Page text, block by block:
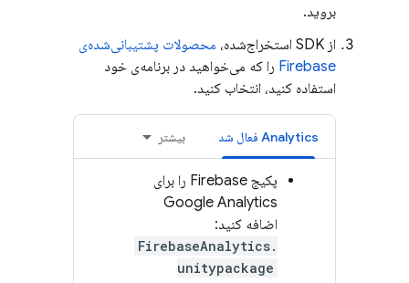
بروید.
از SDK استخراج‌شده،
محصولات پشتیبانی‌شده‌ی
Firebase را که می‌خواهید در برنامه‌ی خود
استفاده کنید، انتخاب کنید.
Analyticsفعال شد بیشتر
پکیج Firebase را برای
Google Analytics
اضافه کنید:
FirebaseAnalytics.
unitypackage